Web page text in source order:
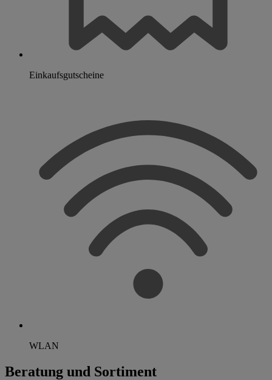
Einkaufsgutscheine
WLAN
Beratung und Sortiment